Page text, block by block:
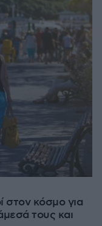
στον κόσμο για
τους και